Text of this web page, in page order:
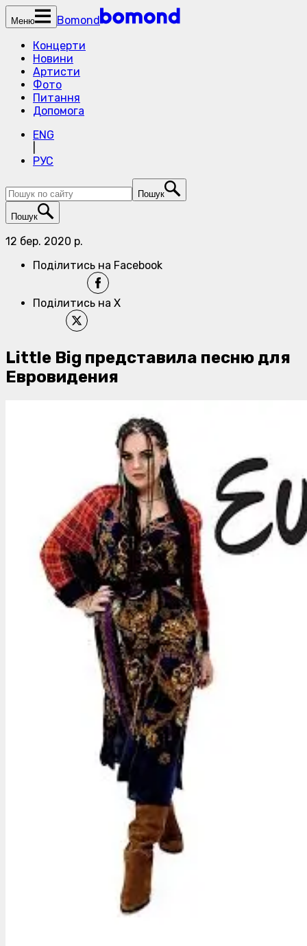
Меню
Bomond
Концерти
Новини
Артисти
Фото
Питання
Допомога
ENG
РУС
Пошук
Пошук
12 бер. 2020 р.
Поділитись на Facebook
Поділитись на X
Little Big представила песню для
Евровидения